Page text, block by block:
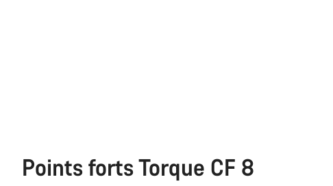
Points forts Torque CF 8